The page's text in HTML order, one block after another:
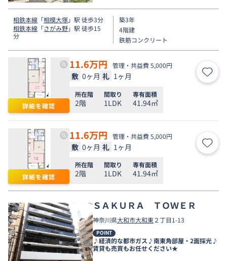
相鉄本線 「相模大塚」駅 徒歩3分
相鉄本線 「さがみ野」駅 徒歩15
分
築3年
4階建
鉄筋コンクリート
詳細を確認
11.6万円 管理・共益費 5,000円
敷 0ヶ月 礼 1ヶ月 お気
所在階
2階
間取り
1LDK
専有面積
41.94㎡
詳細を確認
11.6万円 管理・共益費 5,000円
敷 0ヶ月 礼 1ヶ月 お気
所在階
2階
間取り
1LDK
専有面積
41.94㎡
ＳＡＫＵＲＡ ＴＯＷＥＲ
神奈川県大和市大和東２丁目1-13
POINT
♪経済的な都市ガス♪南東角部屋・2面採光♪
賃貸も売買もお任せください★